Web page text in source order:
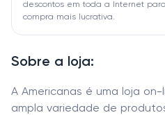
Sobre a loja:
A Americanas é uma loja
ampla variedade de
descontos em toda a Internet
compra mais lucrativa.